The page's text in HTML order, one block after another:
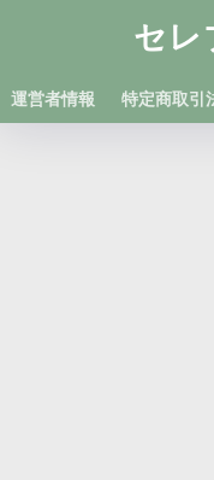
セレ
運営者情報 特定商取引